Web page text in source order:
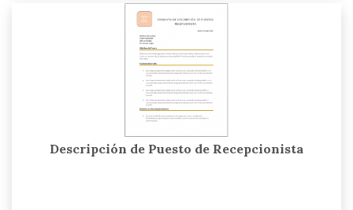
Descripción de Puesto de Recepcionista